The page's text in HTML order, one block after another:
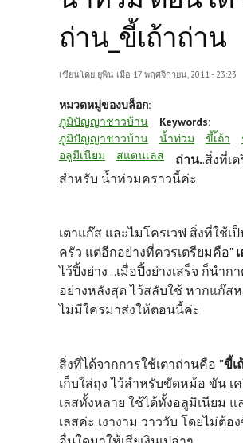
ถ่าน_ขี้เถ้าถ่าน
เขียนโดย ยุพิน เมื่อ 17 พฤศจิกายน, 2011 - 23:23
หมวดหมู่ของบล็อก:
ภูมิปัญญาชาวบ้าน
Keywords:
ภูมิปัญญาชาวบ้าน
น้ำท่วม ขี้เ้ถ้า
อลูมีเนียม
สแตนเลส
ถ่าน..สิ่งที่เ
สำหรับ น้ำท่วมคราวนี้ค่ะ
เตาแก๊ส และไมโครเวฟ สิ่งที่ใช้เ
ครัว แต่อีกอย่างที่ควรเตรียมคือ"
ไว้ปิ้งย่าง ..เมื่อปิ้งย่างเสร็จ ก็นำก
อย่างหลังสุด ไว้สลับใช้ หากแก๊ส
ไม่มีใครมาส่งให้ตอนนี้ค่ะ
สิ่งที่ได้จากการใช้เตาถ่านคือ "ขี้เ
เก็บใส่ถุง ไว้สำหรับขัดหม้อ ขัน เ
เลสทั้งหลาย ใช้ได้ทั้งอลูมิเนียม
เลสค่ะ เงางาม วาววับ โดยไม่ต้อ